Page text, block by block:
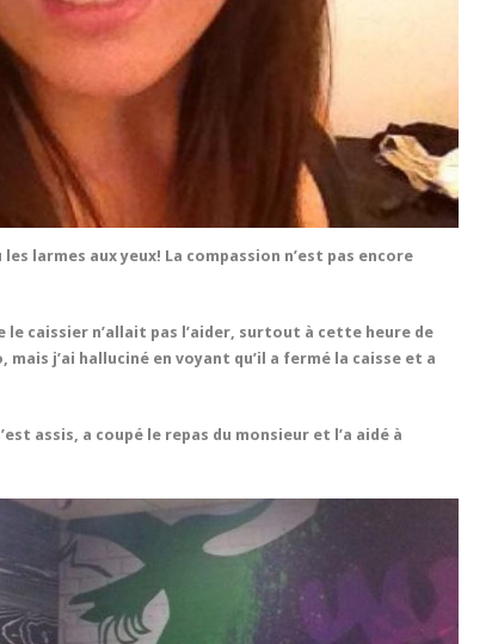
les larmes aux yeux! La compassion n’est pas encore
le caissier n’allait pas l’aider, surtout à cette heure de
j’ai halluciné en voyant qu’il a fermé la caisse et a
assis, a coupé le repas du monsieur et l’a aidé à